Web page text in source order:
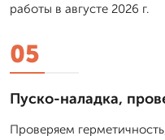
работы в августе 2026 г.
05
Пуско-наладка,
Проверяем